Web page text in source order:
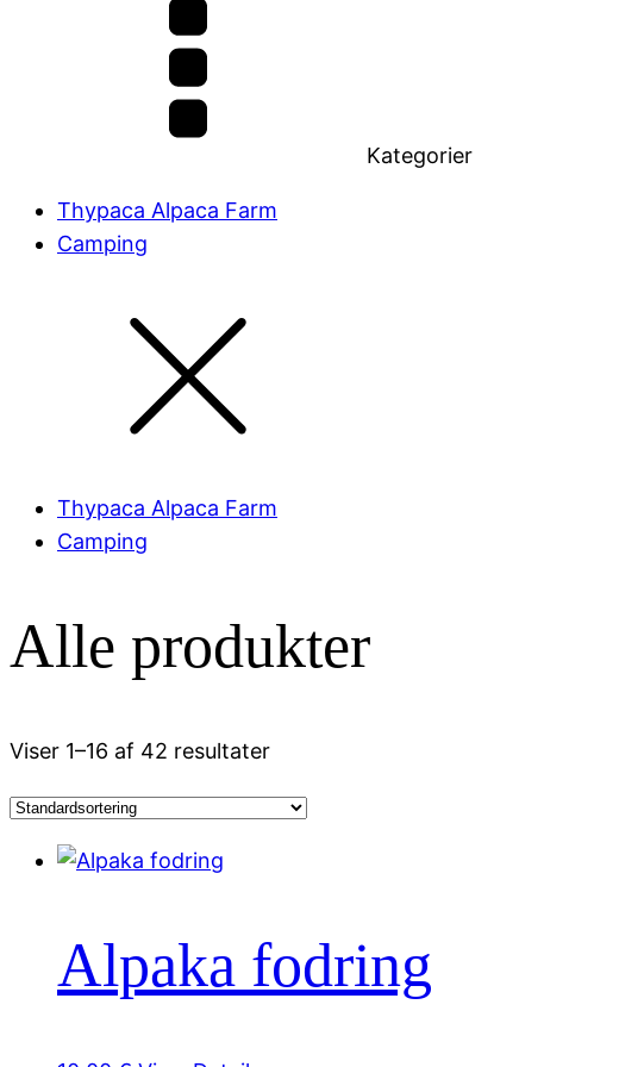
Kategorier
Thypaca Alpaca Farm
Camping
Thypaca Alpaca Farm
Camping
Alle produkter
Viser 1–16 af 42 resultater
Alpaka fodring